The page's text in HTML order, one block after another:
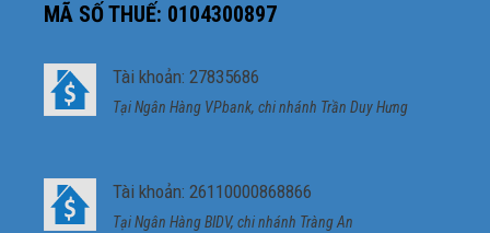
MÃ SỐ THUẾ: 0104300897
Tài khoản: 27835686
Tại Ngân Hàng VPbank, chi nhánh Trần Duy Hưng
Tài khoản: 26110000868866
Tại Ngân Hàng BIDV, chi nhánh Tràng An